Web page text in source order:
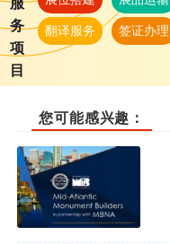
服
务
项
目
翻译服务 签证办理
您可能感兴趣：